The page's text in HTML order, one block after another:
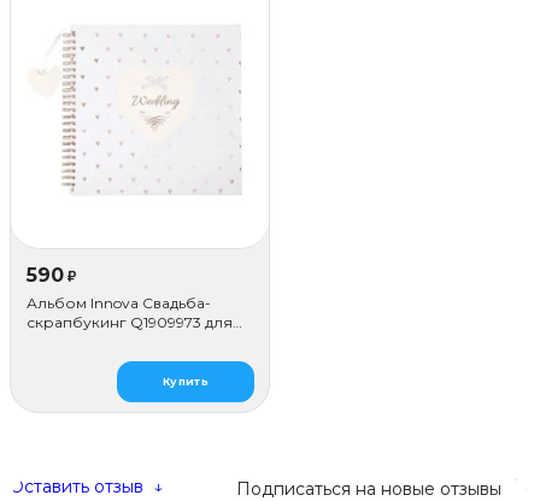
590 ₽
Альбом Innova Свадьба-
скрапбукинг Q1909973 для
Купить
Подписаться на новые отзывы
Оставить отзыв ↓